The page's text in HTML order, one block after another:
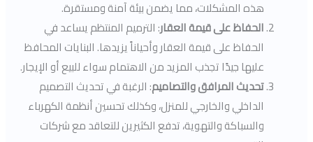
هذه المشكلات، مما يضمن بيئة آمنة ومستقرة.
الحفاظ على قيمة العقار: الترميم المنتظم يساعد في
الحفاظ على قيمة العقار وأحياناً يزيدها. البنايات المحافظ
عليها جيدًا تجذب المزيد من الاهتمام سواء للبيع أو الإيجار.
تحديث المرافق والتصاميم: الرغبة في تحديث التصميم
الداخلي والخارجي للمنزل، وكذلك تحسين أنظمة الكهرباء
والسباكة والتهوية، تدفع الكثيرين للتعاقد مع شركات